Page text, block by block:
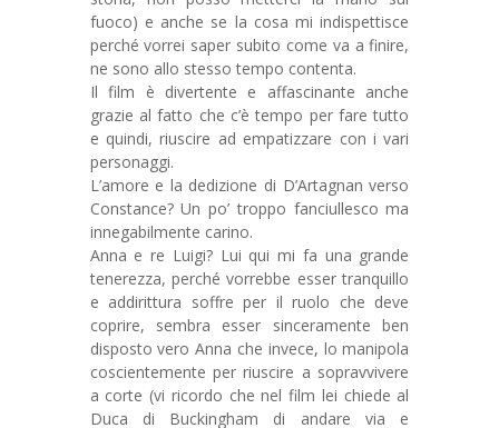
fuoco) e anche se la cosa mi indispettisce
perché vorrei saper subito come va a finire,
ne sono allo stesso tempo contenta.
Il film è divertente e affascinante anche
grazie al fatto che c’è tempo per fare tutto
e quindi, riuscire ad empatizzare con i vari
personaggi.
L’amore e la dedizione di D’Artagnan verso
Constance? Un po’ troppo fanciullesco ma
innegabilmente carino.
Anna e re Luigi? Lui qui mi fa una grande
tenerezza, perché vorrebbe esser tranquillo
e addirittura soffre per il ruolo che deve
coprire, sembra esser sinceramente ben
disposto vero Anna che invece, lo manipola
coscientemente per riuscire a sopravvivere
a corte (vi ricordo che nel film lei chiede al
Duca di Buckingham di andare via e